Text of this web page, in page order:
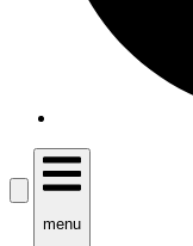
menu